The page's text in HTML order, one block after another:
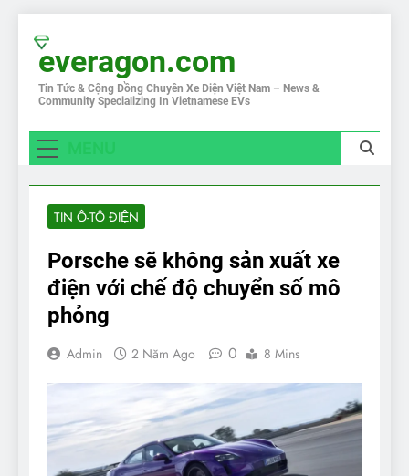
content
everagon.com
Tin Tức & Cộng Đồng Chuyên Xe Điện Việt Nam – News &
Community Specializing In Vietnamese EVs
TIN Ô-TÔ ĐIỆN
Porsche sẽ không sản xuất xe
điện với chế độ chuyển số mô
phỏng
Admin 2 Năm Ago 0 8 Mins